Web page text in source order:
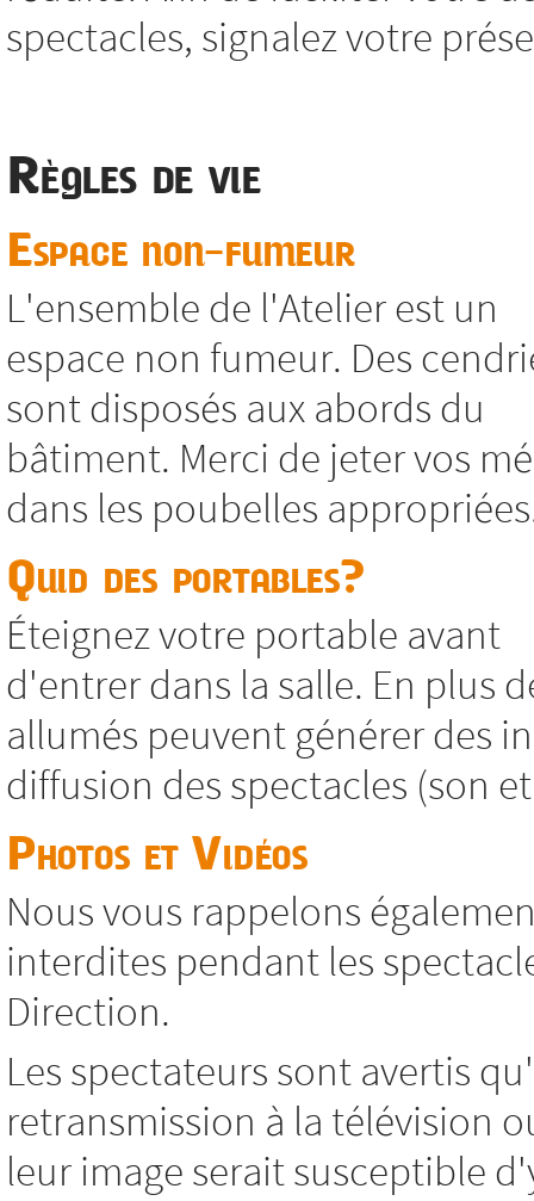
spectacles, signalez votre
Règles de vie
Espace non-fumeur
L'ensemble de l'Atelier est un
espace non fumeur. Des
sont disposés aux abords du
bâtiment. Merci de jeter vos
dans les poubelles
Quid des portables?
Éteignez votre portable avant
d'entrer dans la salle. En plus
allumés peuvent générer des
diffusion des spectacles (son
Photos et Vidéos
Nous vous rappelons
interdites pendant les
Direction.
Les spectateurs sont avertis
retransmission à la télévision
leur image serait susceptible